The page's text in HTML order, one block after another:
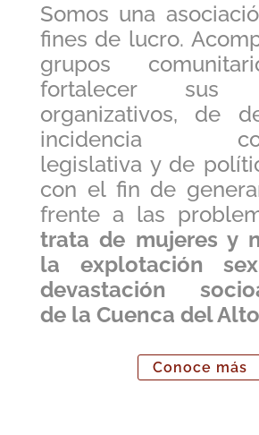
Somos una
fines de lucro.
grupos
fortalecer sus
organizativos, de
incidencia
legislativa y de
con el fin de
frente a las
trata de mujeres y
la explotación
devastación
de la Cuenca del
Conoce más